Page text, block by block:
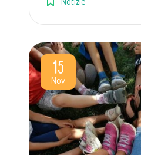
15
Nov